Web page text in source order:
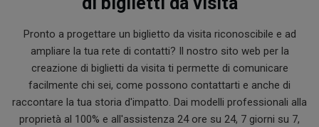
Pronto a progettare un biglietto da visita riconoscibile e ad
ampliare la tua rete di contatti? Il nostro sito web per la
creazione di biglietti da visita ti permette di comunicare
facilmente chi sei, come possono contattarti e anche di
raccontare la tua storia d'impatto. Dai modelli professionali alla
proprietà al 100% e all'assistenza 24 ore su 24, 7 giorni su 7,